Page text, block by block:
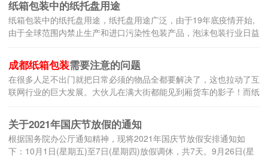
量 ...
纸箱包装中的纸托盘用途
纸箱包装中的纸托盘用途，纸托盘用途广泛，由于19年底疫情开始,
由于全球范围内禁止生产和进口污染性包装产品，泡沫包装行业日益
加，赢利锐减至亏损，进一步加速了EPS泡沫塑料淡出商场。那...
成都纸箱包装需要注意的问题
在很多人足不出门就把日常必须的物品全都要解决了，这也拉动了互
联网行业的巨大发展。大伙儿在满大街都能见到厢货车的影子！而纸
是用它开展包装设计的。纸箱包装印刷工艺的发展将有下列新特
性：...
关于2021年国庆节放假的通知
根据国务院办公厅通知精神，现将2021年国庆节放假安排通知如
下：10月1日(星期五)至7日(星期四)放假调休，共7天。9月26日(星